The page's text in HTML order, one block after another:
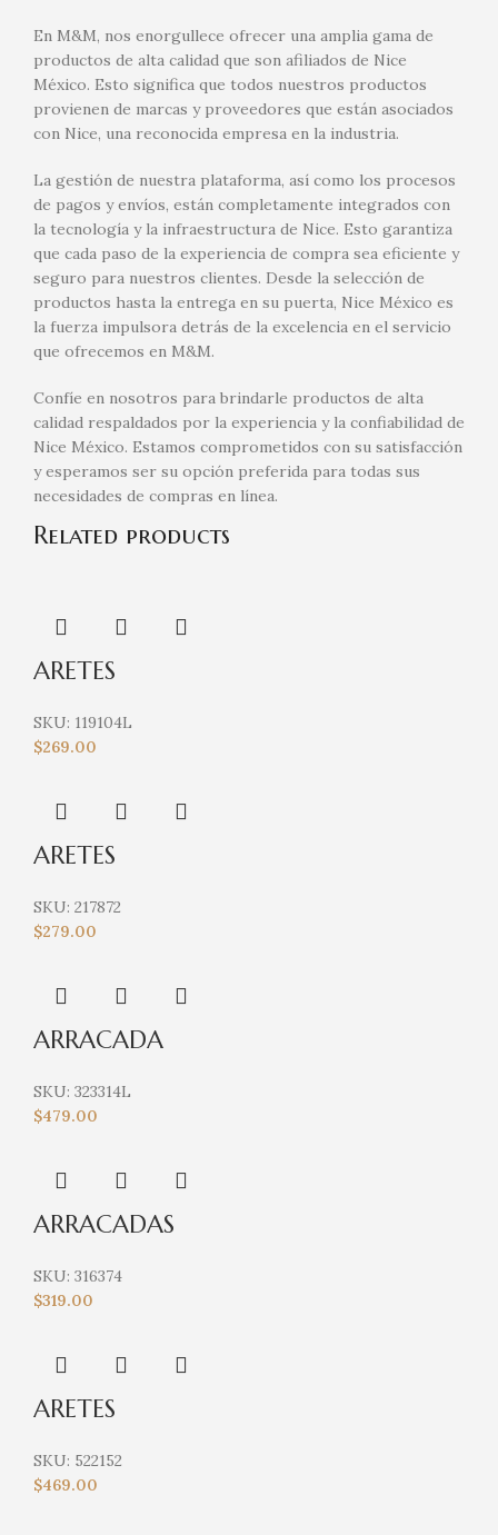
En M&M, nos enorgullece ofrecer una amplia gama de
productos de alta calidad que son afiliados de Nice
México. Esto significa que todos nuestros productos
provienen de marcas y proveedores que están asociados
con Nice, una reconocida empresa en la industria.
La gestión de nuestra plataforma, así como los procesos
de pagos y envíos, están completamente integrados con
la tecnología y la infraestructura de Nice. Esto garantiza
que cada paso de la experiencia de compra sea eficiente y
seguro para nuestros clientes. Desde la selección de
productos hasta la entrega en su puerta, Nice México es
la fuerza impulsora detrás de la excelencia en el servicio
que ofrecemos en M&M.
Confíe en nosotros para brindarle productos de alta
calidad respaldados por la experiencia y la confiabilidad de
Nice México. Estamos comprometidos con su satisfacción
y esperamos ser su opción preferida para todas sus
necesidades de compras en línea.
Related products
ARETES
SKU: 119104L
$269.00
ARETES
SKU: 217872
$279.00
ARRACADA
SKU: 323314L
$479.00
ARRACADAS
SKU: 316374
$319.00
ARETES
SKU: 522152
$469.00